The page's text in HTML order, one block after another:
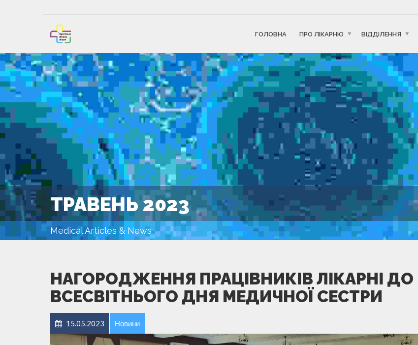
ГОЛОВНА ПРО ЛІКАРНЮ ВІДДІЛЕННЯ
ТРАВЕНЬ 2023
Medical Articles & News
НАГОРОДЖЕННЯ ПРАЦІВНИКІВ ЛІКАРНІ ДО
ВСЕСВІТНЬОГО ДНЯ МЕДИЧНОЇ СЕСТРИ
15.05.2023 Новини